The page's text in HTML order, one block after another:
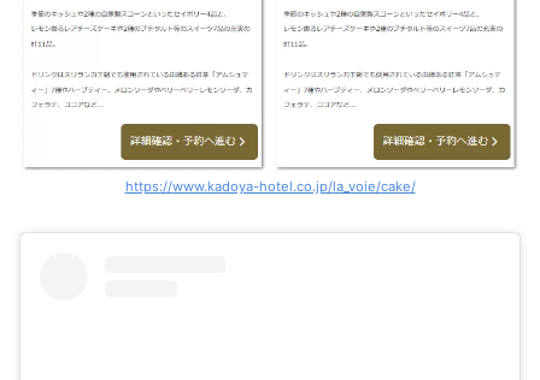
https://www.kadoya-hotel.co.jp/la_voie/cake/